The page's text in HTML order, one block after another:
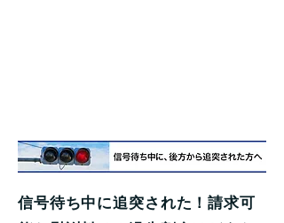
信号待ち中に追突された！請求可